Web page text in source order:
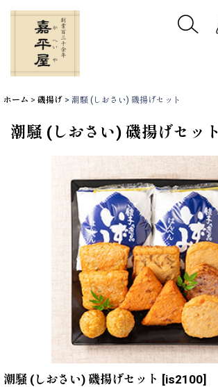
ホーム > 磯揚げ > 潮騒 (しおさい) 磯揚げセット
潮騒 (しおさい) 磯揚げセット
潮騒 (しおさい) 磯揚げセット [is2100]